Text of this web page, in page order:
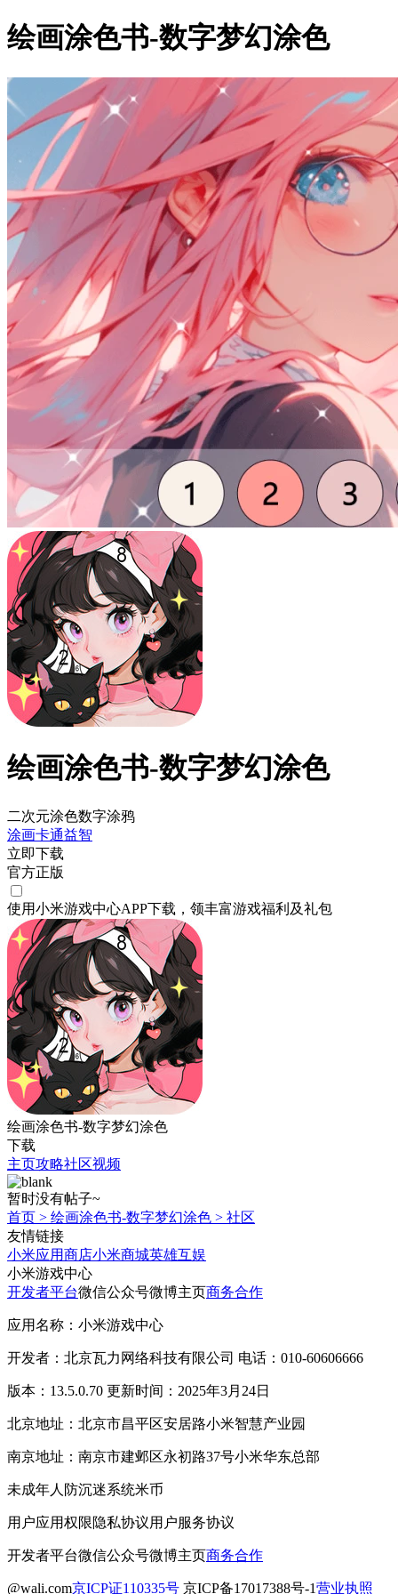
绘画涂色书-数字梦幻涂色
绘画涂色书-数字梦幻涂色
二次元涂色数字涂鸦
涂画卡通益智
立即下载
官方正版
使用小米游戏中心APP下载 ，领丰富游戏福利 及礼包
绘画涂色书-数字梦幻涂色
下载
主页攻略社区视频
暂时没有帖子~
首页 > 绘画涂色书-数字梦幻涂色 > 社区
友情链接
小米应用商店小米商城英雄互娱
小米游戏中心
开发者平台微信公众号微博主页商务合作
应用名称：小米游戏中心
开发者：北京瓦力网络科技有限公司 电话：010-60606666
版本：13.5.0.70 更新时间：2025年3月24日
北京地址：北京市昌平区安居路小米智慧产业园
南京地址：南京市建邺区永初路37号小米华东总部
未成年人防沉迷系统米币
用户应用权限隐私协议用户服务协议
开发者平台微信公众号微博主页商务合作
@wali.com京ICP证110335号 京ICP备17017388号-1营业执照